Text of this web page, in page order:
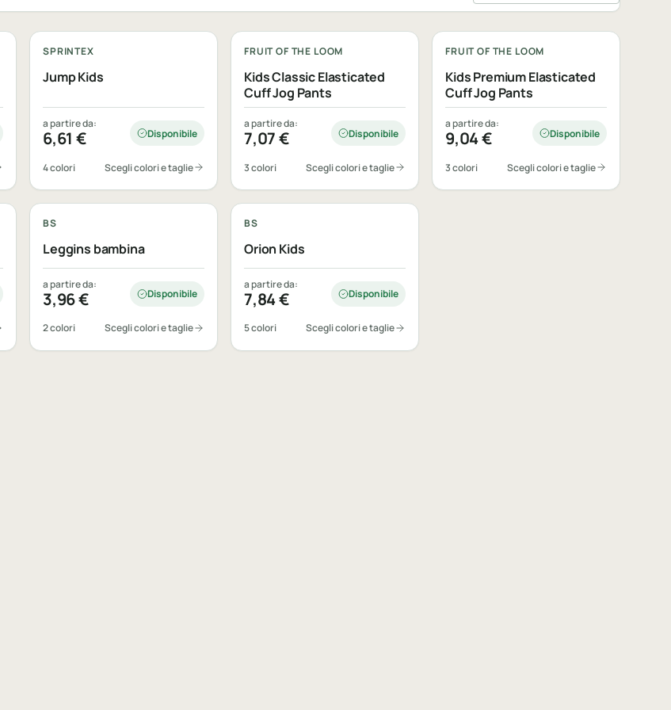
Personalizzabile
SPRINTEX
Jump Kids
a partire da:
6,61 € Disponibile
4 colori Scegli colori e taglie
Personalizzabile
FRUIT OF THE LOOM
Kids Classic Elasticated
Cuff Jog Pants
a partire da:
7,07€ Disponibile
3 colori Scegli colori e taglie
Personalizzabile
FRUIT OF THE LOOM
Kids Premium Elasticated
Cuff Jog Pants
a partire da:
9,04€ Disponibile
3 colori
Scegli colori e taglie
BS
Leggins bambina
a partire da:
3,96€ Disponibile
2 colori Scegli colori e taglie
BS
Orion Kids
a partire da:
7,84€ Disponibile
5 colori Scegli colori e taglie